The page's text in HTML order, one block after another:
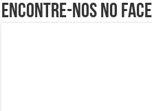
Encontre-nos no